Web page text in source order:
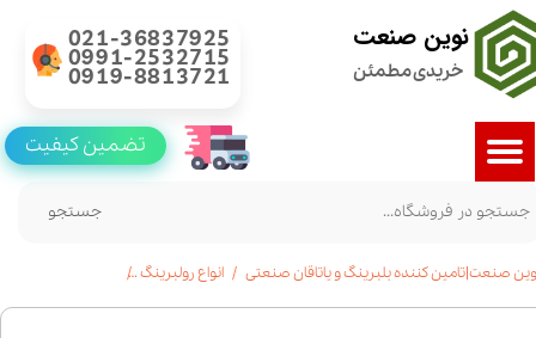
نوین صنعت
خریدی مطمئن
021-36837925
0991-2532715
0919-8813721
جستجو
تضمین کیفیت
صنعت|تامین کننده بلبرینگ و یاتاقان صنعتی انواع رولبرینگ